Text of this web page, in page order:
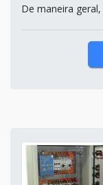
De maneira